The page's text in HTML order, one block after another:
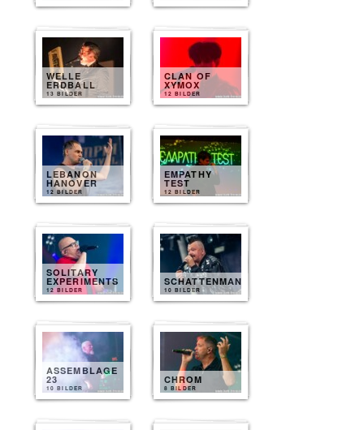
WELLE
ERDBALL
13 BILDER
CLAN OF
XYMOX
12 BILDER
LEBANON
HANOVER
12 BILDER
EMPATHY
TEST
12 BILDER
SOLITARY
EXPERIMENTS
12 BILDER
SCHATTENMANN
10 BILDER
ASSEMBLAGE
23
10 BILDER
CHROM
8 BILDER